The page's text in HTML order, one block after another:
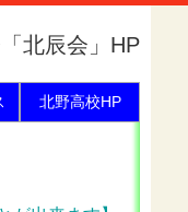
北辰会」HP
北野高校HP